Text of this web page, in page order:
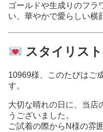
ゴールドや生成りのフラ
い、華やかで愛らしい横
スタイリス
10969様、このたびはご
す。
大切な晴れの日に、当店
うございました。
ご試着の際からN様の雰